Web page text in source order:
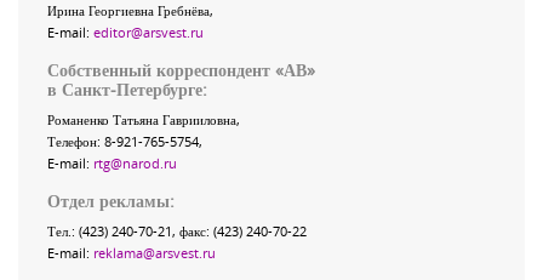
Ирина Георгиевна Гребнёва,
E-mail: editor@arsvest.ru
Собственный корреспондент «АВ»
в Санкт-Петербурге:
Романенко Татьяна Гаврииловна,
Телефон: 8-921-765-5754,
E-mail: rtg@narod.ru
Отдел рекламы:
Тел.: (423) 240-70-21, факс: (423) 240-70-22
E-mail: reklama@arsvest.ru